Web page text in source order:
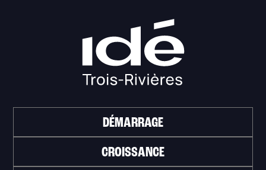
DÉMARRAGE
CROISSANCE